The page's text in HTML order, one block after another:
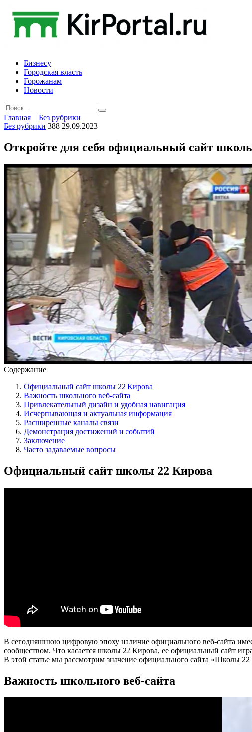
content
Бизнесу
Городская власть
Горожанам
Новости
Search
for:
Главная
Без рубрики
Без рубрики 388 29.09.2023
Откройте для себя официальный сайт
Содержание
Официальный сайт школы 22 Кирова
Важность школьного веб-сайта
Привлекательный дизайн и удобная навигация
Исчерпывающая и актуальная информация
Расширенные каналы связи
Демонстрация достижений и событий
Заключение
Часто задаваемые вопросы
Официальный сайт школы 22 Кирова
В сегодняшнюю цифровую эпоху наличие официального веб-сайта
сообществом. Что касается школы 22 Кирова, ее официальный сайт
В этой статье мы рассмотрим значение официального сайта «Школы
Важность школьного веб-сайта